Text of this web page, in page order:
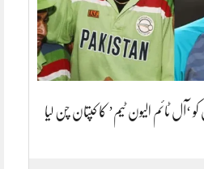
ٹائم الیون ٹیم’ کا کپتان چن لیا